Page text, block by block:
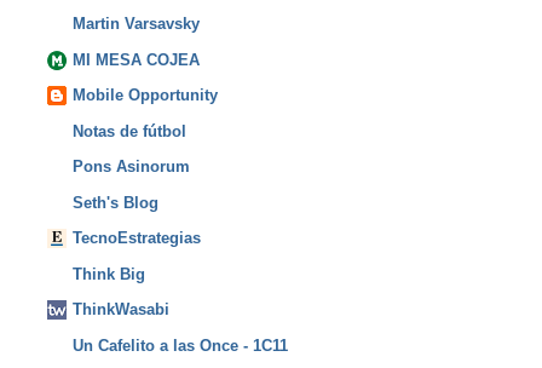
Martin Varsavsky
MI MESA COJEA
Mobile Opportunity
Notas de fútbol
Pons Asinorum
Seth's Blog
TecnoEstrategias
Think Big
ThinkWasabi
Un Cafelito a las Once - 1C11